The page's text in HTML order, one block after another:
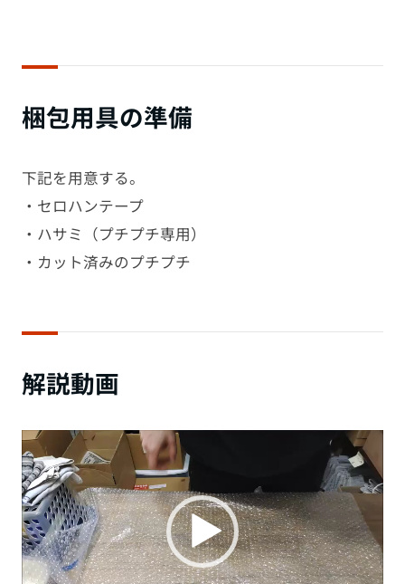
梱包用具の準備
下記を用意する。
・セロハンテープ
・ハサミ（プチプチ専用）
・カット済みのプチプチ
解説動画
動
画
プ
レー
ヤー